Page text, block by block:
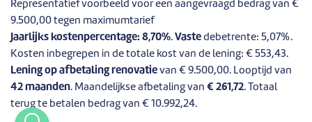
Representatief voorbeeld voor een aangevraagd bedrag van €
9.500,00 tegen maximumtarief
Jaarlijks kostenpercentage: 8,70%. Vaste debetrente: 5,07%.
Kosten inbegrepen in de totale kost van de lening: € 553,43.
Lening op afbetaling renovatie van € 9.500,00. Looptijd van
42 maanden. Maandelijkse afbetaling van € 261,72. Totaal
terug te betalen bedrag van € 10.992,24.